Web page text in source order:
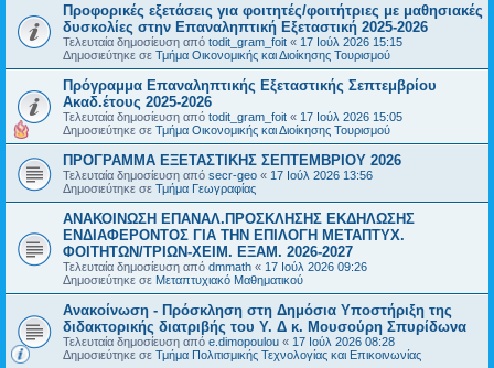
Προφορικές εξετάσεις για φοιτητές/φοιτήτριες με μαθησιακές
δυσκολίες στην Επαναληπτική Εξεταστική 2025-2026
Τελευταία δημοσίευση από todit_gram_foit « 17 Ιούλ 2026 15:15
Δημοσιεύτηκε σε Τμήμα Οικονομικής και Διοίκησης Τουρισμού
Πρόγραμμα Επαναληπτικής Εξεταστικής Σεπτεμβρίου
Ακαδ.έτους 2025-2026
Τελευταία δημοσίευση από todit_gram_foit « 17 Ιούλ 2026 15:05
Δημοσιεύτηκε σε Τμήμα Οικονομικής και Διοίκησης Τουρισμού
ΠΡΟΓΡΑΜΜΑ ΕΞΕΤΑΣΤΙΚΗΣ ΣΕΠΤΕΜΒΡΙΟΥ 2026
Τελευταία δημοσίευση από secr-geo « 17 Ιούλ 2026 13:56
Δημοσιεύτηκε σε Τμήμα Γεωγραφίας
ΑΝΑΚΟΙΝΩΣΗ ΕΠΑΝΑΛ.ΠΡΟΣΚΛΗΣΗΣ ΕΚΔΗΛΩΣΗΣ
ΕΝΔΙΑΦΕΡΟΝΤΟΣ ΓΙΑ ΤΗΝ ΕΠΙΛΟΓΗ ΜΕΤΑΠΤΥΧ.
ΦΟΙΤΗΤΩΝ/ΤΡΙΩΝ-ΧΕΙΜ. ΕΞΑΜ. 2026-2027
Τελευταία δημοσίευση από dmmath « 17 Ιούλ 2026 09:26
Δημοσιεύτηκε σε Μεταπτυχιακό Μαθηματικού
Ανακοίνωση - Πρόσκληση στη Δημόσια Υποστήριξη της
διδακτορικής διατριβής του Υ. Δ κ. Μουσούρη Σπυρίδωνα
Τελευταία δημοσίευση από e.dimopoulou « 17 Ιούλ 2026 08:28
Δημοσιεύτηκε σε Τμήμα Πολιτισμικής Τεχνολογίας και Επικοινωνίας